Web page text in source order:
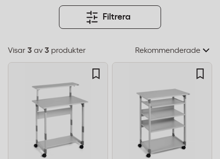
arbetsytor. Beställ före 14:00 för leverans inom 1–2
dagar och fri frakt från 995 kr.
Filtrera
Visar 3 av 3 produkter
Välj
sorteringsordning